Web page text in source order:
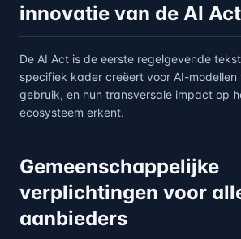
innovatie van de AI Act
De AI Act is de eerste regelgevende
specifiek kader creëert voor AI-modellen
gebruik, en hun transversale impact op
ecosysteem erkent.
Gemeenschappelijke
verplichtingen voor
aanbieders